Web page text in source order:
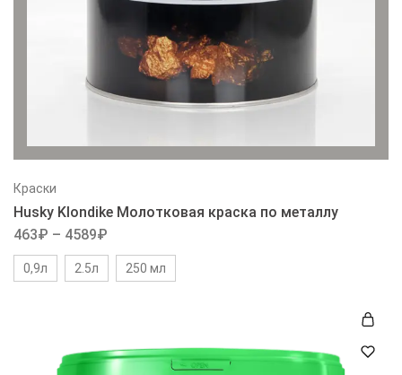
Краски
Husky Klondike Молотковая краска по металлу
463₽ – 4589₽
0,9л 2.5л 250 мл